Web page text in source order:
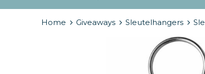
Home Giveaways Sleutelhangers